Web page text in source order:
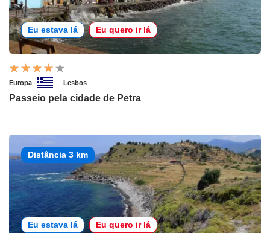
Eu estava lá Eu quero ir lá
Europa Lesbos
Passeio pela cidade de Petra
Distância 3 km
Eu estava lá Eu quero ir lá